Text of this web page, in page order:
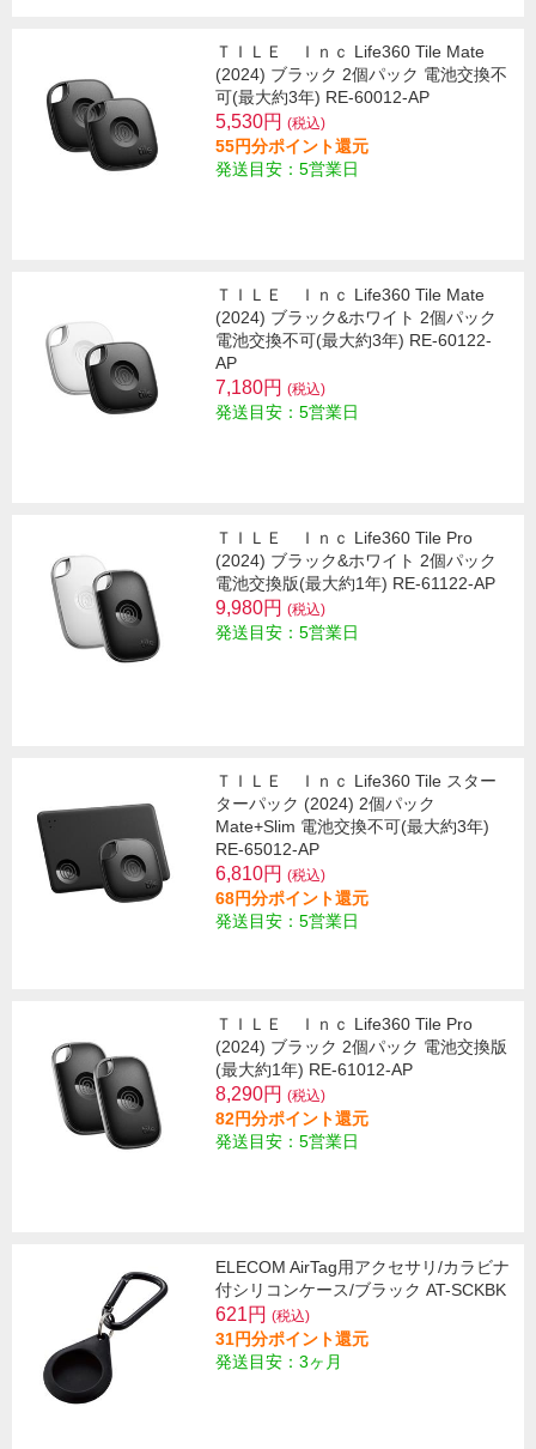
ＴＩＬＥ Ｉｎｃ Life360 Tile Mate
(2024) ブラック 2個パック 電池交換不
可(最大約3年) RE-60012-AP
5,530円 (税込)
55円分ポイント還元
発送目安：5営業日
ＴＩＬＥ Ｉｎｃ Life360 Tile Mate
(2024) ブラック&ホワイト 2個パック
電池交換不可(最大約3年) RE-60122-
AP
7,180円 (税込)
発送目安：5営業日
ＴＩＬＥ Ｉｎｃ Life360 Tile Pro
(2024) ブラック&ホワイト 2個パック
電池交換版(最大約1年) RE-61122-AP
9,980円 (税込)
発送目安：5営業日
ＴＩＬＥ Ｉｎｃ Life360 Tile スター
ターパック (2024) 2個パック
Mate+Slim 電池交換不可(最大約3年)
RE-65012-AP
6,810円 (税込)
68円分ポイント還元
発送目安：5営業日
ＴＩＬＥ Ｉｎｃ Life360 Tile Pro
(2024) ブラック 2個パック 電池交換版
(最大約1年) RE-61012-AP
8,290円 (税込)
82円分ポイント還元
発送目安：5営業日
ELECOM AirTag用アクセサリ/カラビナ
付シリコンケース/ブラック AT-SCKBK
621円 (税込)
31円分ポイント還元
発送目安：3ヶ月